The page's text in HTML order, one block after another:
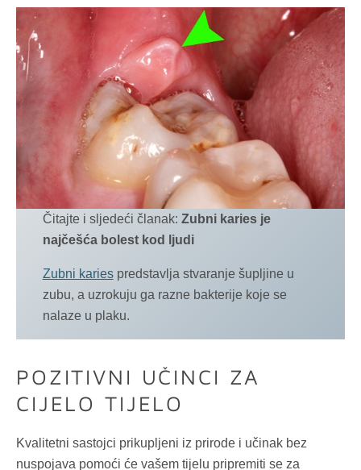
Čitajte i sljedeći članak: Zubni karies je
najčešća bolest kod ljudi
Zubni kariespredstavlja stvaranje šupljine u
zubu, a uzrokuju ga razne bakterije koje se
nalaze u plaku.
POZITIVNI UČINCI ZA
CIJELO TIJELO
Kvalitetni sastojci prikupljeni iz prirode i učinak bez
nuspojava pomoći će vašem tijelu pripremiti se za